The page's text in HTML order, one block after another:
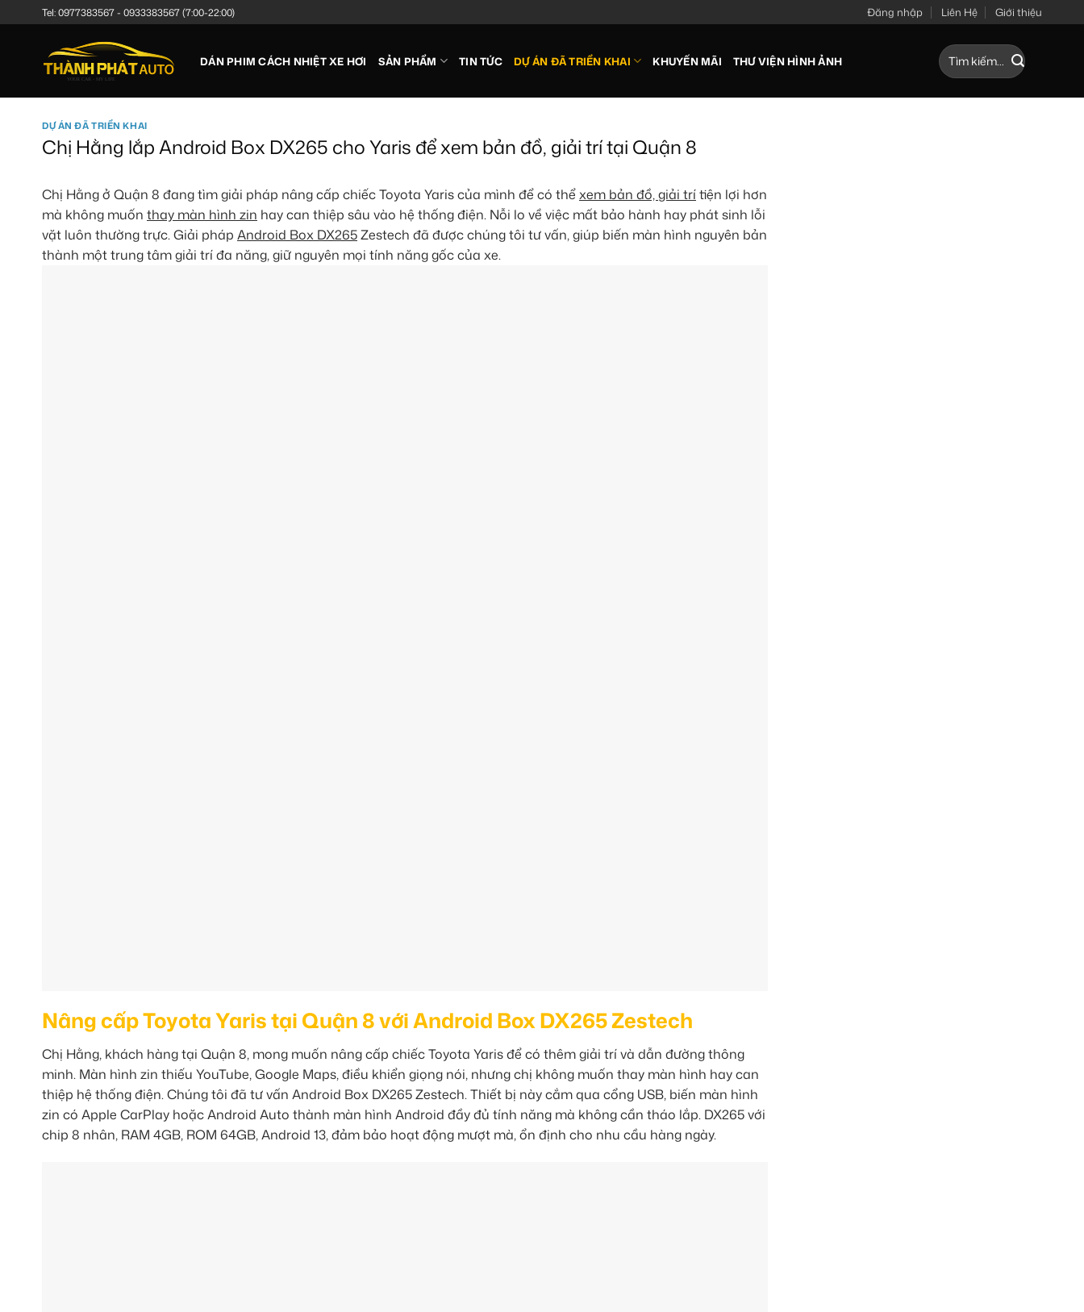
qua
Tel:0977383567- 0933383567(7:00-22:00) Đăng nhập Liên Hệ Giới thiệu
DÁN PHIM CÁCH NHIỆT XE HƠI SẢN PHẨM TIN TỨC DỰ ÁN ĐÃ TRIỂN KHAI KHUYẾN MÃI THƯ VIỆN HÌNH ẢNH
Tìm
kiếm:
DỰ ÁN ĐÃ TRIỂN KHAI
Chị Hằng lắp Android Box DX265 cho Yaris để xem bản đồ, giải trí tại Quận 8
Chị Hằng ở Quận 8 đang tìm giải pháp nâng cấp chiếc Toyota Yaris của mình để có thểxem bản đồ, giải trítiện lợi hơn
mà không muốn thay màn hình zin hay can thiệp sâu vào hệ thống điện. Nỗi lo về việc mất bảo hành hay phát sinh lỗi
vặt luôn thường trực. Giải pháp Android Box DX265Zestech đã được chúng tôi tư vấn, giúp biến màn hình nguyên bản
thành một trung tâm giải trí đa năng, giữ nguyên mọi tính năng gốc của xe.
Nâng cấp Toyota Yaris tại Quận 8 với Android Box DX265 Zestech
Chị Hằng, khách hàng tại Quận 8, mong muốn nâng cấp chiếc Toyota Yaris để có thêm giải trí và dẫn đường thông
minh. Màn hình zin thiếu YouTube, Google Maps, điều khiển giọng nói, nhưng chị không muốn thay màn hình hay can
thiệp hệ thống điện. Chúng tôi đã tư vấn Android Box DX265 Zestech. Thiết bị này cắm qua cổng USB, biến màn hình
zin có Apple CarPlay hoặc Android Auto thành màn hình Android đầy đủ tính năng mà không cần tháo lắp. DX265 với
chip 8 nhân, RAM 4GB, ROM 64GB, Android 13, đảm bảo hoạt động mượt mà, ổn định cho nhu cầu hàng ngày.